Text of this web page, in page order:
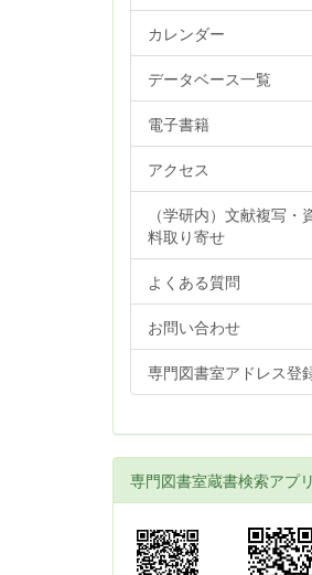
カレンダー
データベース一覧
電子書籍
アクセス
（学研内）文献複写・
料取り寄せ
よくある質問
お問い合わせ
専門図書室アドレス登
専門図書室蔵書検索アプリ